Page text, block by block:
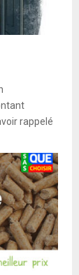
rappelé